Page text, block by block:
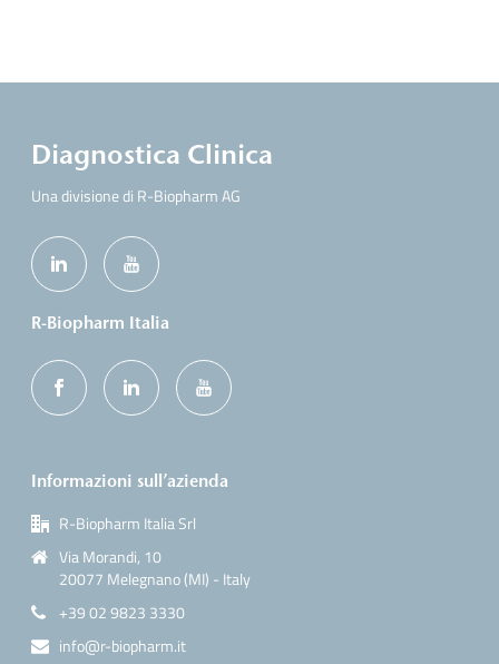
Diagnostica Clinica
Una divisione di R-Biopharm AG
R-Biopharm Italia
Informazioni sull’azienda
R-Biopharm Italia Srl
Via Morandi, 10
20077 Melegnano (MI) - Italy
+39 02 9823 3330
info@r-biopharm.it